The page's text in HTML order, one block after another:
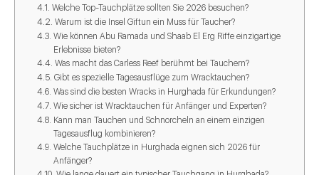
Welche Top-Tauchplätze sollten Sie 2026 besuchen?
Warum ist die Insel Giftun ein Muss für Taucher?
Wie können Abu Ramada und Shaab El Erg Riffe einzigartige
Erlebnisse bieten?
Was macht das Carless Reef berühmt bei Tauchern?
Gibt es spezielle Tagesausflüge zum Wracktauchen?
Was sind die besten Wracks in Hurghada für Erkundungen?
Wie sicher ist Wracktauchen für Anfänger und Experten?
Kann man Tauchen und Schnorcheln an einem einzigen
Tagesausflug kombinieren?
Welche Tauchplätze in Hurghada eignen sich 2026 für
Anfänger?